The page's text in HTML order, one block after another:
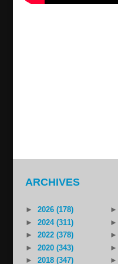
ARCHIVES
► 2026 (178) ►
►
2024 (311) ►
►
2022 (378) ►
►
2020 (343) ►
►
2018 (347) ►